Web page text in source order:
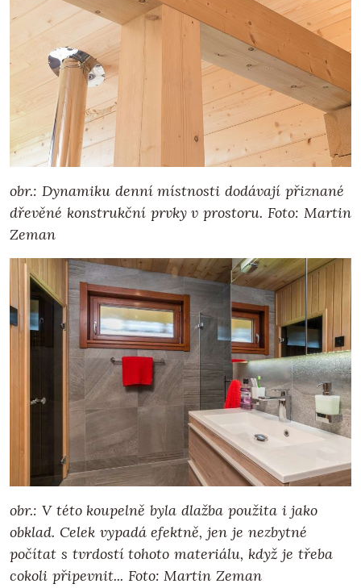
obr.: Dynamiku denní místnosti dodávají přiznané
dřevěné konstrukční prvky v prostoru. Foto: Martin
Zeman
obr.: V této koupelně byla dlažba použita i jako
obklad. Celek vypadá efektně, jen je nezbytné
počítat s tvrdostí tohoto materiálu, když je třeba
cokoli připevnit... Foto: Martin Zeman